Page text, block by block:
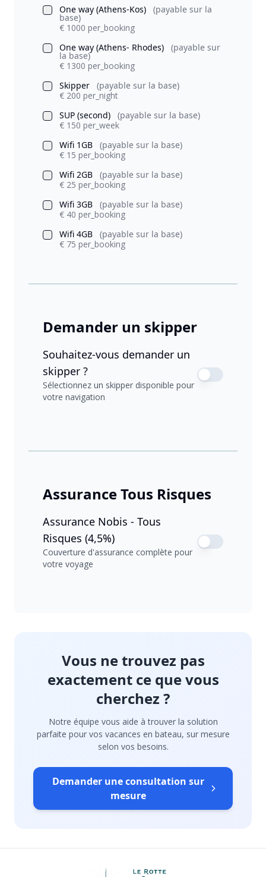
One way (Athens-Kos)
(payable sur la
base)
€ 1000 per_booking
One way (Athens- Rhodes)
(payable sur
la base)
€ 1300 per_booking
Skipper
(payable sur la base)
€ 200 per_night
SUP (second)
(payable sur la base)
€ 150 per_week
Wifi 1GB
(payable sur la base)
€ 15 per_booking
Wifi 2GB
(payable sur la base)
€ 25 per_booking
Wifi 3GB
(payable sur la base)
€ 40 per_booking
Wifi 4GB
(payable sur la base)
€ 75 per_booking
Demander un skipper
Souhaitez-vous demander un
skipper ?
Sélectionnez un skipper disponible pour
votre navigation
Assurance Tous Risques
Assurance Nobis - Tous
Risques (4,5%)
Couverture d'assurance complète pour
votre voyage
Vous ne trouvez pas
exactement ce que vous
cherchez ?
Notre équipe vous aide à trouver la solution
parfaite pour vos vacances en bateau, sur mesure
selon vos besoins.
Demander une consultation sur
mesure